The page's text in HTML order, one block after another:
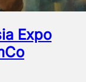
Expo